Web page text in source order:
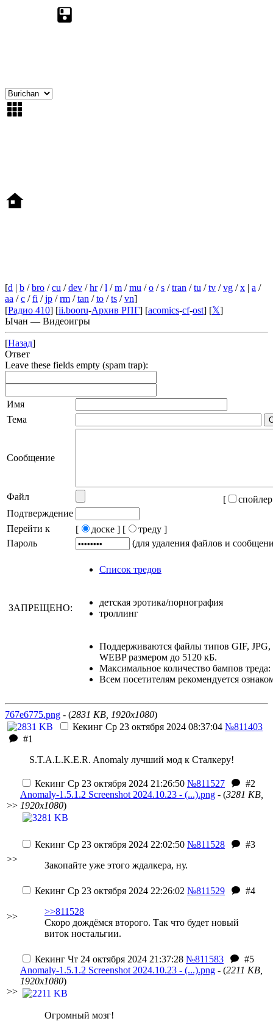
[d | b /bro /cu /dev /hr/l /m /mu /o /s /tran /tu /tv /vg /x | a /
aa /c /fi /jp /rm /tan /to /ts /vn]
[Радио 410] [ii.booru-Архив РПГ] [acomics-cf-ost] [𝕏]
Ычан — Видеоигры
[Назад]
Ответ
Leave these fields empty (spam trap):
Имя
Тема
Сообщение
Файл [
Подтверждение
Перейти к
[ доске ] [
треду ]
Пароль
(для удаления файлов и
Список тредов
ЗАПРЕЩЕНО:
детская эротика/порнография
троллинг
Поддерживаются файлы типов GIF,
WEBP размером до 5120 кБ.
Максимальное количество бампов треда:
Всем посетителям рекомендуется
767е6775.png - (2831 KB, 1920x1080)
Кекинг Ср 23 октября 2024 08:37:04 №811403
#1
S.T.A.L.K.E.R. Anomaly лучший мод к Сталкеру!
>>
Кекинг Ср 23 октября 2024 21:26:50 №811527
#2
Anomaly-1.5.1.2 Screenshot 2024.10.23 - (...).png - (3281 KB,
1920x1080)
>>
Кекинг Ср 23 октября 2024 22:02:50 №811528
#3
Закопайте уже этого ждалкера, ну.
>>
Кекинг Ср 23 октября 2024 22:26:02 №811529
#4
>>811528
Скоро дождёмся второго. Так что будет новый
виток ностальгии.
>>
Кекинг Чт 24 октября 2024 21:37:28 №811583
#5
Anomaly-1.5.1.2 Screenshot 2024.10.23 - (...).png - (2211 KB,
1920x1080)
Огромный мозг!